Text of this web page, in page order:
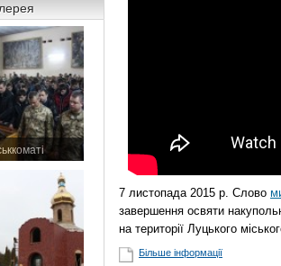
7 листопада 2015 р. Слово
завершення освяти
на території Луцького
Більше інформації